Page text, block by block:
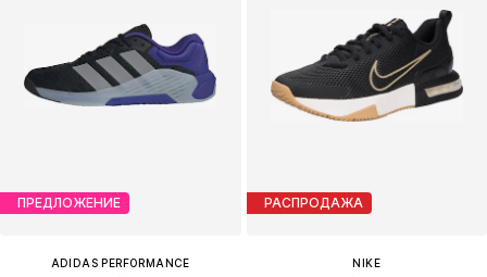
ПРЕДЛОЖЕНИЕ
ADIDAS PERFORMANCE
РАСПРОДАЖА
NIKE